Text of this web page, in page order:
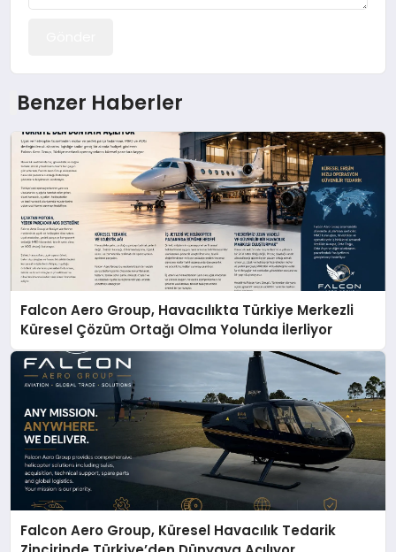
Benzer Haberler
Falcon Aero Group, Havacılıkta Türkiye Merkezli
Küresel Çözüm Ortağı Olma Yolunda İlerliyor
Falcon Aero Group, Küresel Havacılık Tedarik